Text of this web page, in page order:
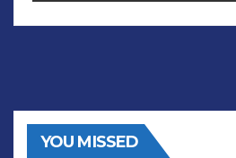
YOU MISSED